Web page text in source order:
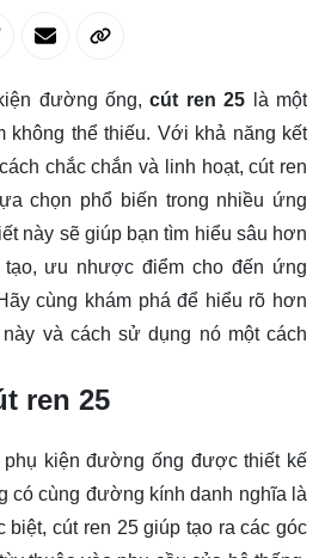
đường ống,cút ren 25 là một
không thể thiếu. Với khả năng kết
chắc chắn và linh hoạt, cút ren
chọn phổ biến trong nhiều ứng
này sẽ giúp bạn tìm hiểu sâu hơn
ưu nhược điểm cho đến ứng
cùng khám phá để hiểu rõ hơn
và cách sử dụng nó một cách
ren 25
kiện đường ống được thiết kế
có cùng đường kính danh nghĩa là
biệt, cút ren 25 giúp tạo ra các góc